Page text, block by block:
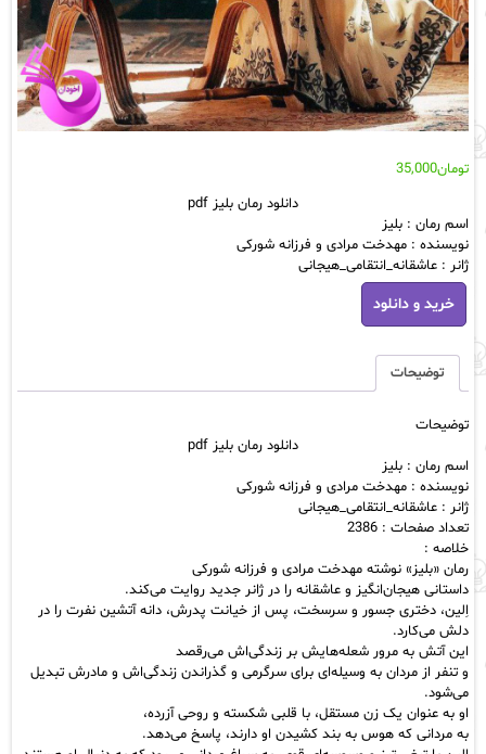
تومان35,000
دانلود رمان بلیز pdf
اسم رمان : بلیز
نویسنده : مهدخت مرادی و فرزانه شورکی
ژانر : عاشقانه_انتقامی_هیجانی
دانلود
رمان
بلیز
خرید و دانلود
توضیحات
توضیحات
دانلود رمان بلیز pdf
اسم رمان : بلیز
نویسنده : مهدخت مرادی و فرزانه شورکی
ژانر : عاشقانه_انتقامی_هیجانی
تعداد صفحات : 2386
خلاصه :
رمان «بلیز» نوشته مهدخت مرادی و فرزانه شورکی
داستانی هیجان‌انگیز و عاشقانه را در ژانر جدید روایت می‌کند.
اِلین، دختری جسور و سرسخت، پس از خیانت پدرش، دانه آتشین نفرت را در
دلش می‌کارد.
این آتش به مرور شعله‌هایش بر زندگی‌اش می‌رقصد
و تنفر از مردان به وسیله‌ای برای سرگرمی و گذراندن زندگی‌اش و مادرش تبدیل
می‌شود.
او به عنوان یک زن مستقل، با قلبی شکسته و روحی آزرده،
به مردانی که هوس به بند کشیدن او دارند، پاسخ می‌دهد.